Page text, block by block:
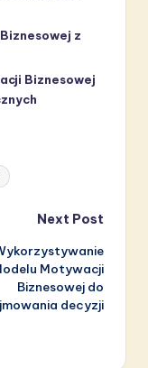
z
Biznesowej
Next Post
Motywacji
Biznesowej do
decyzji